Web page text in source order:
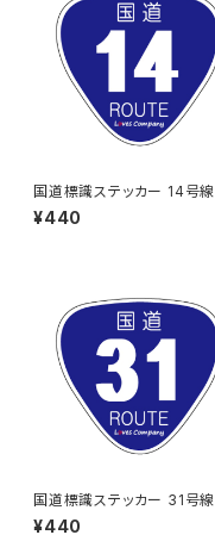
国道標識ステッカー 14号線
¥440
国道標識ステッカー 31号線
¥440